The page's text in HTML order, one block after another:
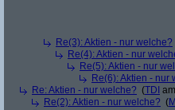
Re(3): Aktien - nur welche?
Re(4): Aktien - nur
Re(5): Aktien - nur
Re(6): Aktien - nur
Re: Aktien - nur welche? (TDI
Re(2): Aktien - nur welche? (